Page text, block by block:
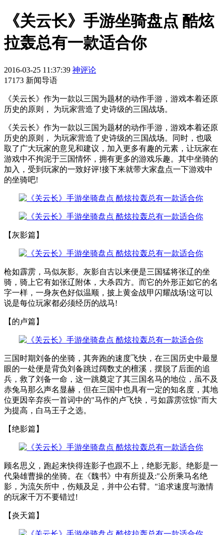
《关云长》手游坐骑盘点 酷炫
拉轰总有一款适合你
2016-03-25 11:37:39 神评论
17173 新闻导语
《关云长》作为一款以三国为题材的动作手游，游戏本着还原
历史的原则， 为玩家营造了史诗级的三国战场。
《关云长》作为一款以三国为题材的动作手游，游戏本着还原
历史的原则， 为玩家营造了史诗级的三国战场。同时，也吸
取了广大玩家的意见和建议，加入更多有趣的元素，让玩家在
游戏中不拘泥于三国情怀，拥有更多的游戏乐趣。其中坐骑的
加入，受到玩家的一致好评!接下来就带大家盘点一下游戏中
的坐骑吧!
【灰影篇】
枪如霹雳，马似灰影。灰影自古以来便是三国猛将张辽的坐
骑，骑上它有如张辽附体，大杀四方。而它的外形正如它的名
字一样，一身灰色好似温顺，披上黄金战甲闪耀战场!这可以
说是每位玩家都必须经历的战马!
【的卢篇】
三国时期刘备的坐骑，其奔跑的速度飞快，在三国历史中最显
眼的一处便是背负刘备跳过阔数丈的檀溪，摆脱了后面的追
兵，救了刘备一命，这一跳奠定了其三国名马的地位，虽不及
赤兔马那么声名显赫，但在三国中也具有一定的知名度，其地
位更因辛弃疾一首词中的"马作的卢飞快，弓如霹雳弦惊"而大
为提高，白马王子之选。
【绝影篇】
顾名思义，跑起来快得连影子也跟不上，绝影无影。绝影是一
代枭雄曹操的坐骑。在《魏书》中有所提及:"公所乘马名绝
影，为流矢所中，伤颊及足，并中公右臂。"追求速度与激情
的玩家千万不要错过!
【炎天篇】